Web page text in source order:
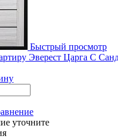
Быстрый просмотр
Эверест Царга С
уточните